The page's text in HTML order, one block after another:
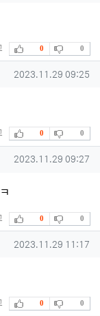
추천
0 비추천
0
작성일
2023.11.29 09:25
추천
0 비추천
0
작성일
2023.11.29 09:27
추천
0 비추천
0
작성일
2023.11.29 11:17
추천
0 비추천
0